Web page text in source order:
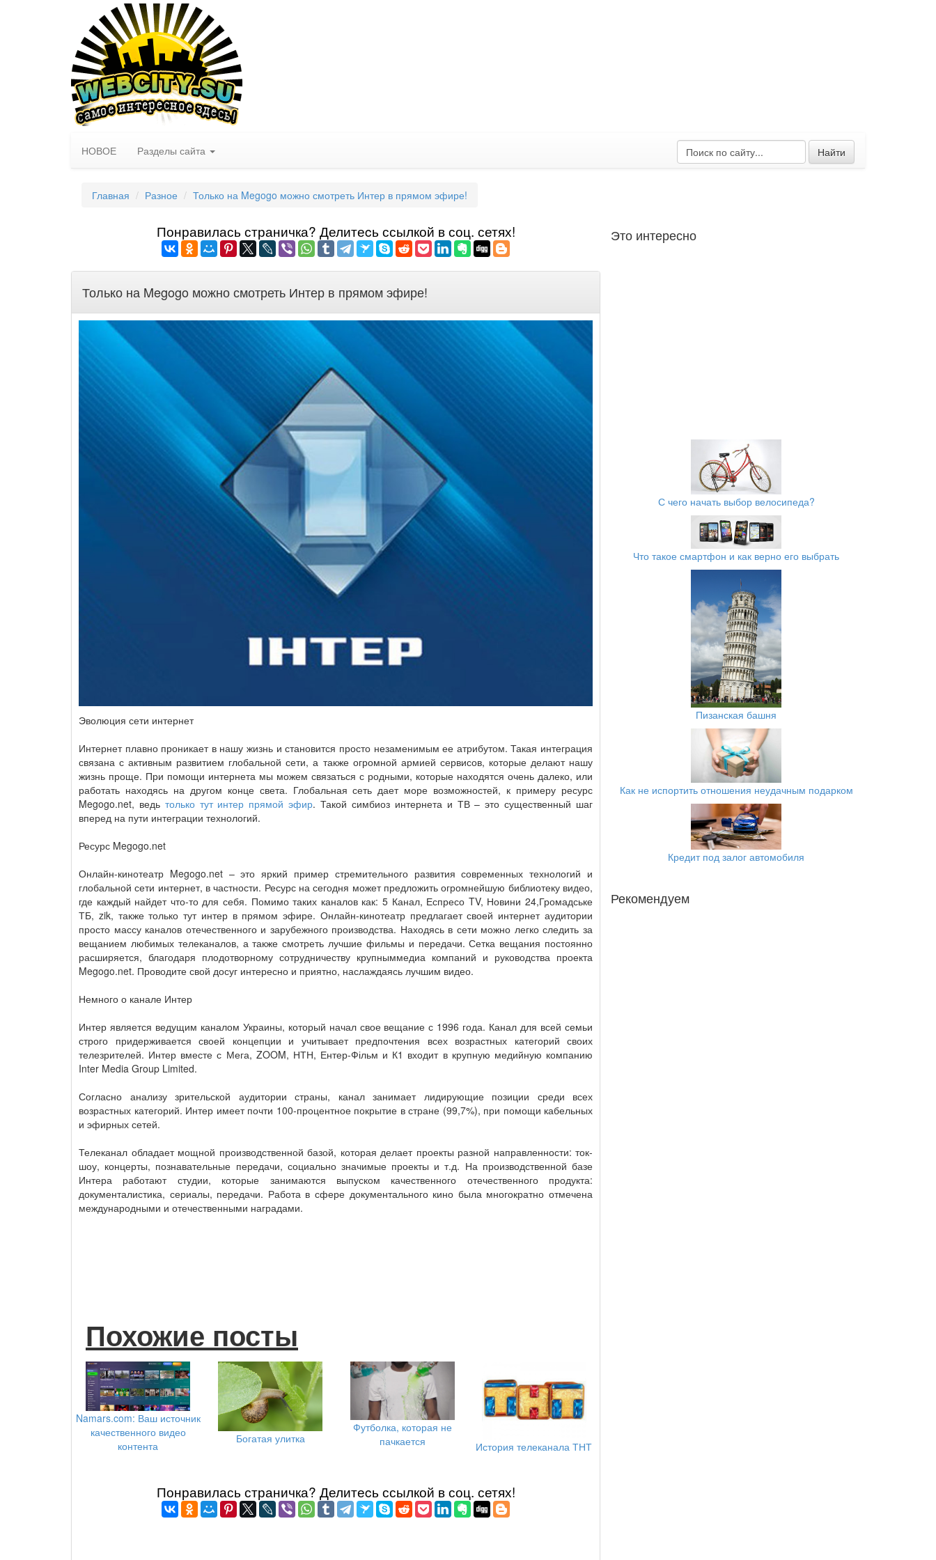
НОВОЕ Разделы сайта Найти
Главная Разное Только на Megogo можно смотреть Интер в прямом эфире!
Понравилась страничка? Делитеcь ссылкой в соц. сетях!
Только на Megogo можно смотреть Интер в прямом эфире!
Эволюция сети интернет
Интернет плавно проникает в нашу жизнь и становится просто незаменимым ее атрибутом. Такая интеграция
связана с активным развитием глобальной сети, а также огромной армией сервисов, которые делают нашу
жизнь проще. При помощи интернета мы можем связаться с родными, которые находятся очень далеко, или
работать находясь на другом конце света. Глобальная сеть дает море возможностей, к примеру ресурс
Megogo.net, ведь только тут интер прямой эфир. Такой симбиоз интернета и ТВ – это существенный шаг
вперед на пути интеграции технологий.
Ресурс Megogo.net
Онлайн-кинотеатр Megogo.net – это яркий пример стремительного развития современных технологий и
глобальной сети интернет, в частности. Ресурс на сегодня может предложить огромнейшую библиотеку видео,
где каждый найдет что-то для себя. Помимо таких каналов как: 5 Канал, Еспресо TV, Новини 24,Громадське
ТБ, zik, также только тут интер в прямом эфире. Онлайн-кинотеатр предлагает своей интернет аудитории
просто массу каналов отечественного и зарубежного производства. Находясь в сети можно легко следить за
вещанием любимых телеканалов, а также смотреть лучшие фильмы и передачи. Сетка вещания постоянно
расширяется, благодаря плодотворному сотрудничеству крупныммедиа компаний и руководства проекта
Megogo.net. Проводите свой досуг интересно и приятно, наслаждаясь лучшим видео.
Немного о канале Интер
Интер является ведущим каналом Украины, который начал свое вещание с 1996 года. Канал для всей семьи
строго придерживается своей концепции и учитывает предпочтения всех возрастных категорий своих
телезрителей. Интер вместе с Мега, ZOOM, НТН, Ентер-Фільм и К1 входит в крупную медийную компанию
Inter Media Group Limited.
Согласно анализу зрительской аудитории страны, канал занимает лидирующие позиции среди всех
возрастных категорий. Интер имеет почти 100-процентное покрытие в стране (99,7%), при помощи кабельных
и эфирных сетей.
Телеканал обладает мощной производственной базой, которая делает проекты разной направленности: ток-
шоу, концерты, познавательные передачи, социально значимые проекты и т.д. На производственной базе
Интера работают студии, которые занимаются выпуском качественного отечественного продукта:
документалистика, сериалы, передачи. Работа в сфере документального кино была многократно отмечена
международными и отечественными наградами.
Похожие посты
Namars.com: Ваш источник
качественного видео
контента
Богатая улитка
Футболка, которая не
пачкается
История телеканала ТНТ
Понравилась страничка? Делитеcь ссылкой в соц. сетях!
Это интересно
С чего начать выбор велосипеда?
Что такое смартфон и как верно его выбрать
Пизанская башня
Как не испортить отношения неудачным подарком
Кредит под залог автомобиля
Рекомендуем